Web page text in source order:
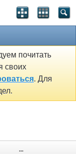
почитать
своих
. Для
...